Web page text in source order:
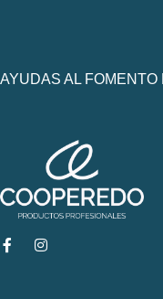
AYUDAS AL